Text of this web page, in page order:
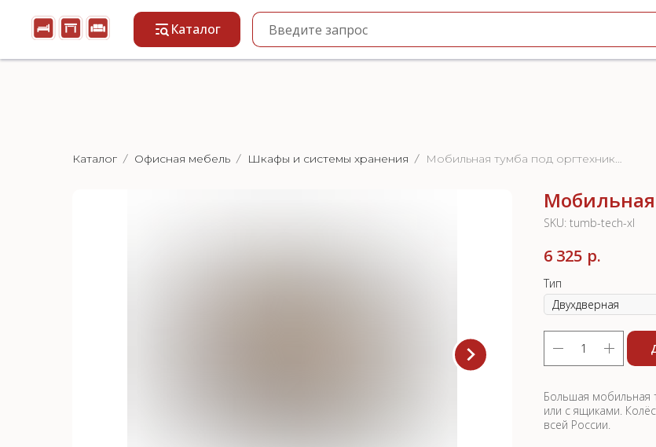
Каталог
Каталог Офисная мебель Шкафы и системы хранения Мобильная тумба под оргтехнику большая
SKU: tumb-tech-xl
6 325 р.
Тип
Большая мобильная
или с ящиками.
всей России.